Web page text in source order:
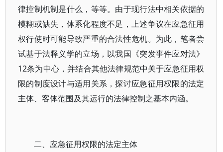
律控制机制是什么，等等。由于现行法中相关依据的
模糊或缺失，体系化程度不足，上述争议在应急征用
权行使时可能导致严重的合法性危机。为此，笔者尝
试基于法释义学的立场，以我国《突发事件应对法》
12条为中心，并结合其他法律规范中关于应急征用权
限的制度设计与适用关系，探讨应急征用权限的法定
主体、客体范围及其运行的法律控制之基本内涵。
二、应急征用权限的法定主体